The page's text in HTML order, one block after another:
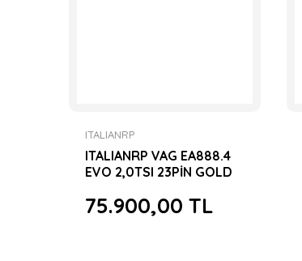
ITALIANRP
ITALIANRP VAG EA888.4
EVO 2,0TSI 23PİN GOLD
75.900,00 TL